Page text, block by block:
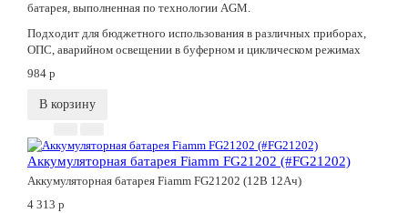
батарея, выполненная по технологии AGM.
Подходит для бюджетного использования в различных приборах,
ОПС, аварийном освещении в буферном и циклическом режимах
984 p
В корзину
Аккумуляторная батарея Fiamm FG21202 (#FG21202)
Аккумуляторная батарея Fiamm FG21202 (12В 12Ач)
4 313 p